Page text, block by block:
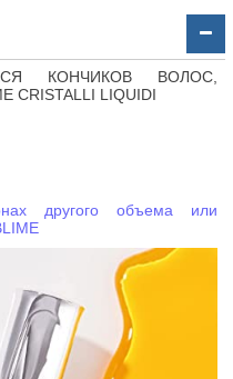
КОНЧИКОВ ВОЛОС,
CRISTALLI LIQUIDI
другого объема или